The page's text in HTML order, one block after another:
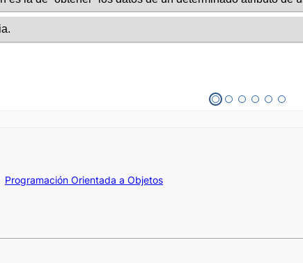
Programación Orientada a Objetos